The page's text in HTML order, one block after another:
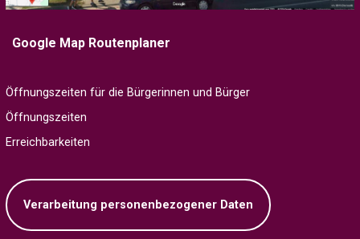
Google Map Routenplaner
Öffnungszeiten für die Bürgerinnen und Bürger
Öffnungszeiten
Erreichbarkeiten
Verarbeitung personenbezogener Daten